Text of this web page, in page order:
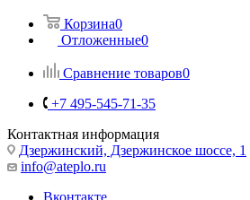
Корзина0
Отложенные0
Сравнение товаров0
+7 495-545-71-35
Контактная информация
Дзержинский, Дзержинское шоссе, 1
info@ateplo.ru
Вконтакте